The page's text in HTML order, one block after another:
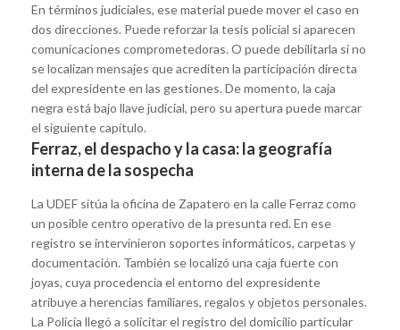
En términos judiciales, ese material puede mover el caso en
dos direcciones. Puede reforzar la tesis policial si aparecen
comunicaciones comprometedoras. O puede debilitarla si no
se localizan mensajes que acrediten la participación directa
del expresidente en las gestiones. De momento, la caja
negra está bajo llave judicial, pero su apertura puede marcar
el siguiente capítulo.
Ferraz, el despacho y la casa: la geografía
interna de la sospecha
La UDEF sitúa la oficina de Zapatero en la calle Ferraz como
un posible centro operativo de la presunta red. En ese
registro se intervinieron soportes informáticos, carpetas y
documentación. También se localizó una caja fuerte con
joyas, cuya procedencia el entorno del expresidente
atribuye a herencias familiares, regalos y objetos personales.
La Policía llegó a solicitar el registro del domicilio particular